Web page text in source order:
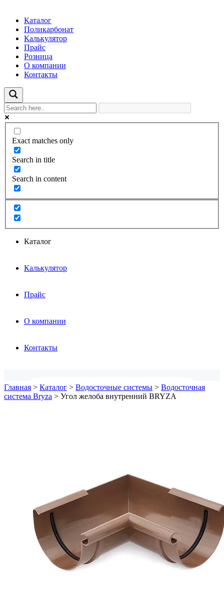
Каталог
Поликарбонат
Калькулятор
Прайс
Розница
О компании
Контакты
Exact matches only
Search in title
Search in content
Каталог
Калькулятор
Прайс
О компании
Контакты
Главная > Каталог > Водосточные системы > Водосточная
система Bryza > Угол желоба внутренний BRYZA